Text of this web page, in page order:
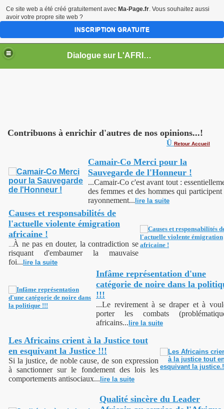
Dialogue sur L'AFRIQUE
Contribuons à enrichir d'autres de nos opinions...!
Ü Retour Accueil
Camair-Co Merci pour la
Sauvegarde de l'Honneur !
...Camair-Co c'est avant tout :
des femmes et des hommes qui participent
rayonnement... lire la suite
Causes et responsabilités de
l'actuelle violente émigration
africaine !
...À ne pas en douter, la contradiction se
risquant d'embaumer la mauvaise
foi... lire la suite
Infâme représentation d'une
catégorie de noire dans la
!!!
...Le revirement à se draper et à
porter les combats
africains... lire la suite
Les Africains crient à la Justice tout
en esquivant la Justice !!!
Si la justice, de noble cause, de son expression
à sanctionner sur le fondement des lois les
comportements antisociaux... lire la suite
Qualité sincère du Leader
Ce site web a été créé gratuitement avec Ma-Page.fr. Vous souhaitez aussi
avoir votre propre site web ?
INSCRIPTION GRATUITE